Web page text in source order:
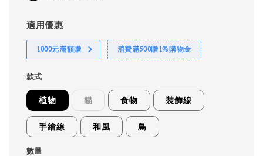
適用優惠
1000元滿額贈 消費滿500贈1%購物金
款式
植物 貓 食物 裝飾線
手繪線 和風 鳥
數量